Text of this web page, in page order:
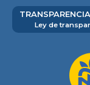
Ley de